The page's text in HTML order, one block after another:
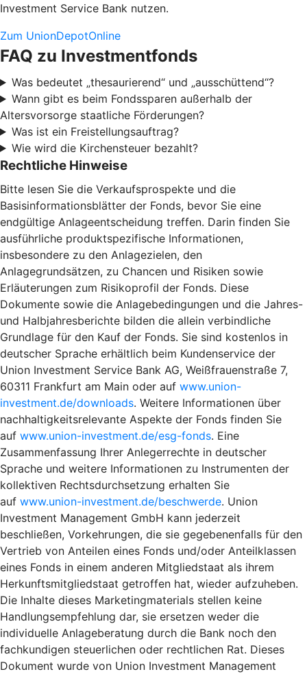
Investment Service Bank nutzen.
Zum UnionDepotOnline
FAQ zu Investmentfonds
Was bedeutet „thesaurierend“ und „ausschüttend“?
Wann gibt es beim Fondssparen außerhalb der
Altersvorsorge staatliche Förderungen?
Was ist ein Freistellungsauftrag?
Wie wird die Kirchensteuer bezahlt?
Rechtliche Hinweise
Bitte lesen Sie die Verkaufsprospekte und die
Basisinformationsblätter der Fonds, bevor Sie eine
endgültige Anlageentscheidung treffen. Darin finden Sie
ausführliche produktspezifische Informationen,
insbesondere zu den Anlagezielen, den
Anlagegrundsätzen, zu Chancen und Risiken sowie
Erläuterungen zum Risikoprofil der Fonds. Diese
Dokumente sowie die Anlagebedingungen und die Jahres-
und Halbjahresberichte bilden die allein verbindliche
Grundlage für den Kauf der Fonds. Sie sind kostenlos in
deutscher Sprache erhältlich beim Kundenservice der
Union Investment Service Bank AG, Weißfrauenstraße 7,
60311 Frankfurt am Main oder auf www.union-
investment.de/downloads. Weitere Informationen über
nachhaltigkeitsrelevante Aspekte der Fonds finden Sie
auf www.union-investment.de/esg-fonds. Eine
Zusammenfassung Ihrer Anlegerrechte in deutscher
Sprache und weitere Informationen zu Instrumenten der
kollektiven Rechtsdurchsetzung erhalten Sie
auf www.union-investment.de/beschwerde. Union
Investment Management GmbH kann jederzeit
beschließen, Vorkehrungen, die sie gegebenenfalls für den
Vertrieb von Anteilen eines Fonds und/oder Anteilklassen
eines Fonds in einem anderen Mitgliedstaat als ihrem
Herkunftsmitgliedstaat getroffen hat, wieder aufzuheben.
Die Inhalte dieses Marketingmaterials stellen keine
Handlungsempfehlung dar, sie ersetzen weder die
individuelle Anlageberatung durch die Bank noch den
fachkundigen steuerlichen oder rechtlichen Rat. Dieses
Dokument wurde von Union Investment Management